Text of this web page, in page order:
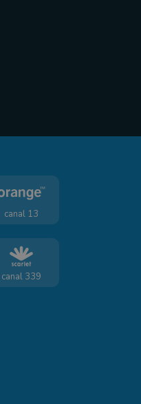
canal 13
canal 339